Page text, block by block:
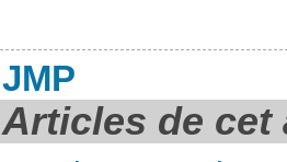
JMP
Articles de cet